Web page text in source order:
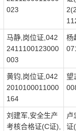
023
马静,岗位证,042
2411100123000
003
杨
黄钧,岗位证,042
2010100011000
164
望
刘建军,安全生产
考核合格证(C证),
卢
证